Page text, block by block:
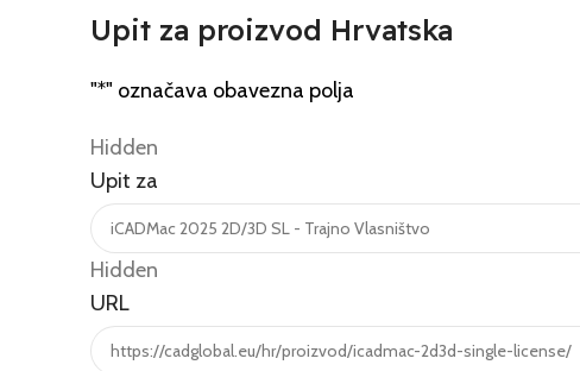
Upit za proizvod Hrvatska
"*" označava obavezna polja
Hidden
Upit za
Hidden
URL